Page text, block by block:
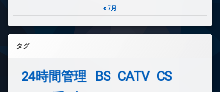
« 7月
タグ
24時間管理 BS CATV CS